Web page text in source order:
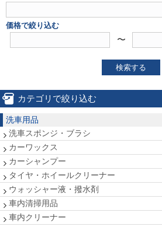
価格で絞り込む
〜
検索する
カテゴリで絞り込む
洗車用品
洗車スポンジ・ブラシ
カーワックス
カーシャンプー
タイヤ・ホイールクリーナー
ウォッシャー液・撥水剤
車内清掃用品
車内クリーナー